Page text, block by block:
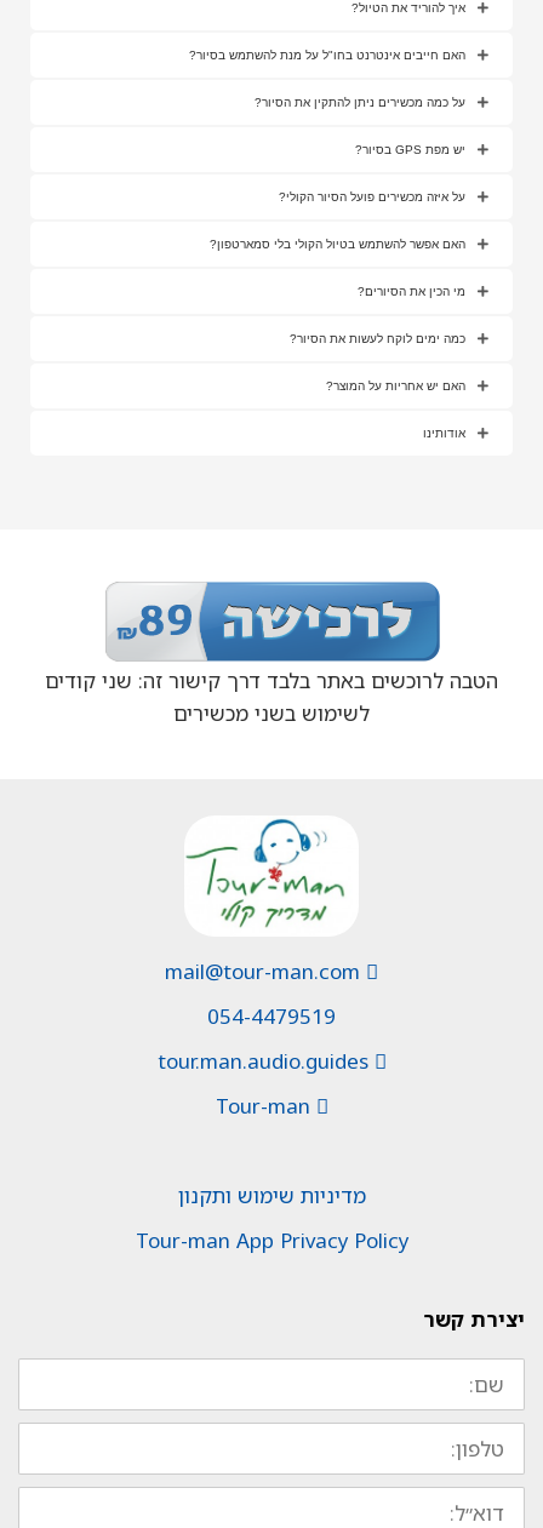
איך להוריד את הטיול?
האם חייבים אינטרנט בחו"ל על מנת להשתמש בסיור?
על כמה מכשירים ניתן להתקין את הסיור?
יש מפת GPS בסיור?
על איזה מכשירים פועל הסיור הקולי?
האם אפשר להשתמש בטיול הקולי בלי סמארטפון?
מי הכין את הסיורים?
כמה ימים לוקח לעשות את הסיור?
האם יש אחריות על המוצר?
אודותינו
הטבה לרוכשים באתר בלבד דרך קישור זה: שני קודים
לשימוש בשני מכשירים
054-4479519
tour.man.audio.guides
מדיניות שימוש ותקנון
Tour-man App Privacy Policy
יצירת קשר
שם:
טלפון:
דוא״ל: